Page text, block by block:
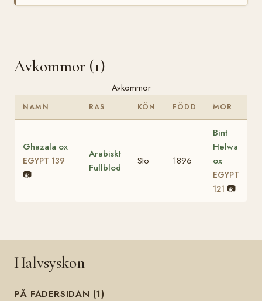
Avkommor (1)
Avkommor
NAMN RAS KÖN FÖDD MOR
Ghazala ox
EGYPT 139
📷
Arabiskt
Fullblod
Sto 1896
Bint
Helwa
ox
EGYPT
121 📷
Halvsyskon
PÅ FADERSIDAN (1)